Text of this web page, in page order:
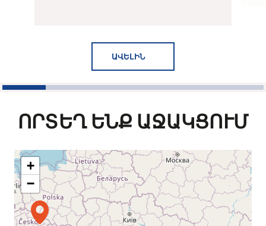
1 2 3 4 5 6
ԱՎԵԼԻՆ
ՈՐՏԵՂ ԵՆՔ ԱՋԱԿՑՈՒՄ
+
−